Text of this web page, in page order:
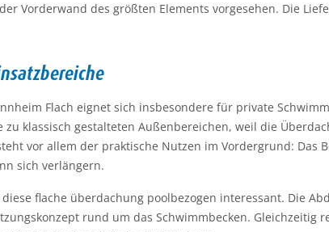
Vorderwand des größten Elements vorgesehen. Die
Flach eignet sich insbesondere für private
zu klassisch gestalteten Außenbereichen, weil die
vor allem der praktische Nutzen im Vordergrund:
sich verlängern.
flache überdachung poolbezogen interessant. Die
rund um das Schwimmbecken.